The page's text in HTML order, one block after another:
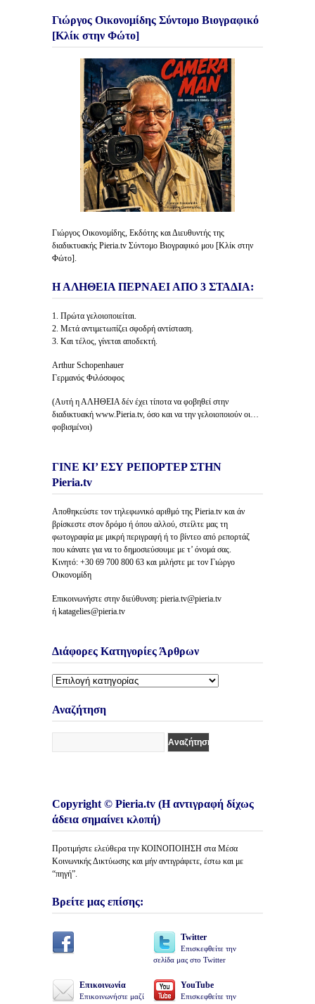
Γιώργος Οικονομίδης Σύντομο Βιογραφικό
[Κλίκ στην Φώτο]
Γιώργος Οικονομίδης, Εκδότης και Διευθυντής της
διαδικτυακής Pieria.tv Σύντομο Βιογραφικό μου [Κλίκ στην
Φώτο].
Η ΑΛΗΘΕΙΑ ΠΕΡΝΑΕΙ ΑΠΟ 3 ΣΤΑΔΙΑ:
1. Πρώτα γελοιοποιείται.
2. Μετά αντιμετωπίζει σφοδρή αντίσταση.
3. Και τέλος, γίνεται αποδεκτή.
Arthur Schopenhauer
Γερμανός Φιλόσοφος
(Αυτή η ΑΛΗΘΕΙΑ δέν έχει τίποτα να φοβηθεί στην
διαδικτυακή www.Pieria.tv, όσο και να την γελοιοποιούν οι…
φοβισμένοι)
ΓΙΝΕ ΚΙ’ ΕΣΥ ΡΕΠΟΡΤΕΡ ΣΤΗΝ
Pieria.tv
Αποθηκεύστε τον τηλεφωνικό αριθμό της Pieria.tv και άν
βρίσκεστε στον δρόμο ή όπου αλλού, στείλτε μας τη
φωτογραφία με μικρή περιγραφή ή το βίντεο από ρεπορτάζ
που κάνατε για να το δημοσιεύσουμε με τ’ όνομά σας.
Κινητό: +30 69 700 800 63 και μιλήστε με τον Γιώργο
Οικονομίδη
Επικοινωνήστε στην διεύθυνση: pieria.tv@pieria.tv
ή katagelies@pieria.tv
Διάφορες Κατηγορίες Άρθρων
Διάφορες
Άρθρων
Αναζήτηση
Copyright © Pieria.tv (Η αντιγραφή δίχως
άδεια σημαίνει κλοπή)
Προτιμήστε ελεύθερα την ΚΟΙΝΟΠΟΙΗΣΗ στα Μέσα
Κοινωνικής Δικτύωσης και μήν αντιγράφετε, έστω και με
“πηγή”.
Βρείτε μας επίσης:
Twitter
Επισκεφθείτε την
σελίδα μας στο Twitter
Επικοινωνία
Επικοινωνήστε μαζί
YouTube
Επισκεφθείτε την